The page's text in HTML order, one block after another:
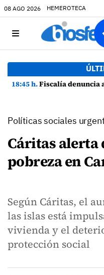
08 AGO 2026 HEMEROTECA
18:45 h.Fiscalía denuncia a Yonathan de León
Políticas sociales
Cáritas alerta
pobreza en
Según Cáritas, el
las islas está
vivienda y el
protección social